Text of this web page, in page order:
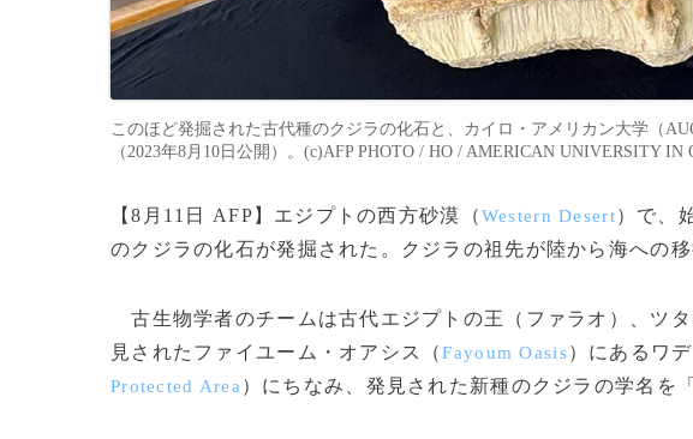
このほど発掘された古代種のクジラの化石と、カイロ・アメリカン大学（
（2023年8月10日公開）。(c)AFP PHOTO / HO / AMERICAN UNIVERSITY IN
【8月11日 AFP】エジプトの西方砂漠（Western Desert）で、
のクジラの化石が発掘された。クジラの祖先が陸から海への
古生物学者のチームは古代エジプトの王（ファラオ）、ツタ
見されたファイユーム・オアシス（Fayoum Oasis）にあるワ
Protected Area ）にちなみ、発見された新種のクジラの学名を